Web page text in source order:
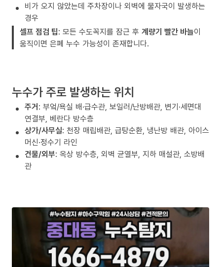
비가 오지 않았는데 주차장이나 외벽에 물자국이 발생하는
경우
셀프 점검 팁: 모든 수도꼭지를 잠근 후 계량기 빨간 바늘이
움직이면 은폐 누수 가능성이 존재합니다.
누수가 주로 발생하는 위치
주거: 부엌/욕실 배·급수관, 보일러/난방배관, 변기·세면대
연결부, 베란다 방수층
상가/사무실: 천장 매립배관, 급탕순환, 냉난방 배관, 아이스
머신·정수기 라인
건물/외부: 옥상 방수층, 외벽 균열부, 지하 매설관, 소방배
관